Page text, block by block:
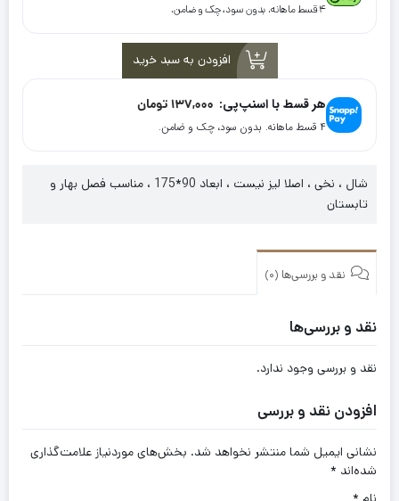
۴ قسط ماهانه. بدون سود، چک و ضامن.
افزودن به سبد خرید
هر قسط با اسنپ‌پی: 137,000 تومان
۴ قسط ماهانه. بدون سود، چک و ضامن.
شال ، نخی ، اصلا لیز نیست ، ابعاد 90*175 ، مناسب فصل بهار و
تابستان
نقد و بررسی‌ها (0)
نقد و بررسی‌ها
نقد و بررسی وجود ندارد.
افزودن نقد و بررسی
نشانی ایمیل شما منتشر نخواهد شد. بخش‌های موردنیاز علامت‌گذاری
شده‌اند *